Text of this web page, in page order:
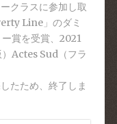
クラスに参加し取
Line」のダミ
賞を受賞、2021
Actes Sud（フラ
たため、終了しま